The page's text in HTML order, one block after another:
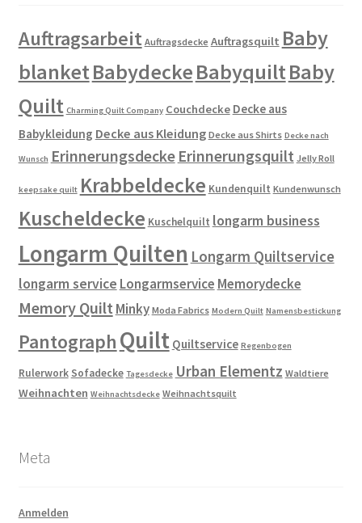
Auftragsarbeit Auftragsdecke Auftragsquilt Baby
blanketBabydeckeBabyquiltBaby
Quilt Charming Quilt Company Couchdecke Decke aus
Babykleidung Decke aus Kleidung Decke aus Shirts Decke nach
Wunsch Erinnerungsdecke Erinnerungsquilt Jelly Roll
keepsake quilt Krabbeldecke Kundenquilt Kundenwunsch
Kuscheldecke Kuschelquilt longarm business
Longarm Quilten Longarm Quiltservice
longarm service Longarmservice Memorydecke
Memory Quilt Minky Moda Fabrics Modern Quilt Namensbestickung
Pantograph Quilt Quiltservice Regenbogen
Rulerwork Sofadecke Tagesdecke Urban Elementz Waldtiere
Weihnachten Weihnachtsdecke Weihnachtsquilt
Meta
Anmelden